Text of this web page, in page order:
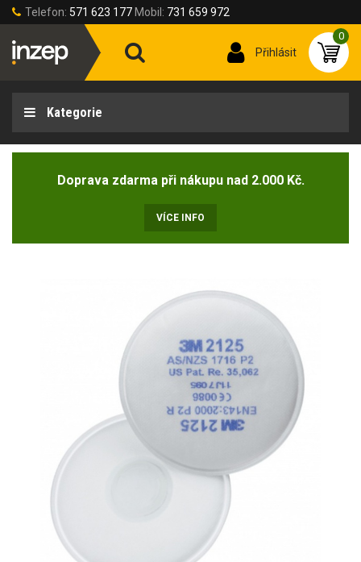
Telefon: 571 623 177 Mobil: 731 659 972
Přihlásit
0
Kategorie
Doprava zdarma při nákupu nad 2.000 Kč.
VÍCE INFO